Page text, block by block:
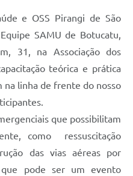
e OSS Pirangi de São
SAMU de Botucatu,
31, na Associação dos
teórica e prática
na linha de frente do nosso
que possibilitam
como ressuscitação
das vias aéreas por
que pode ser um evento